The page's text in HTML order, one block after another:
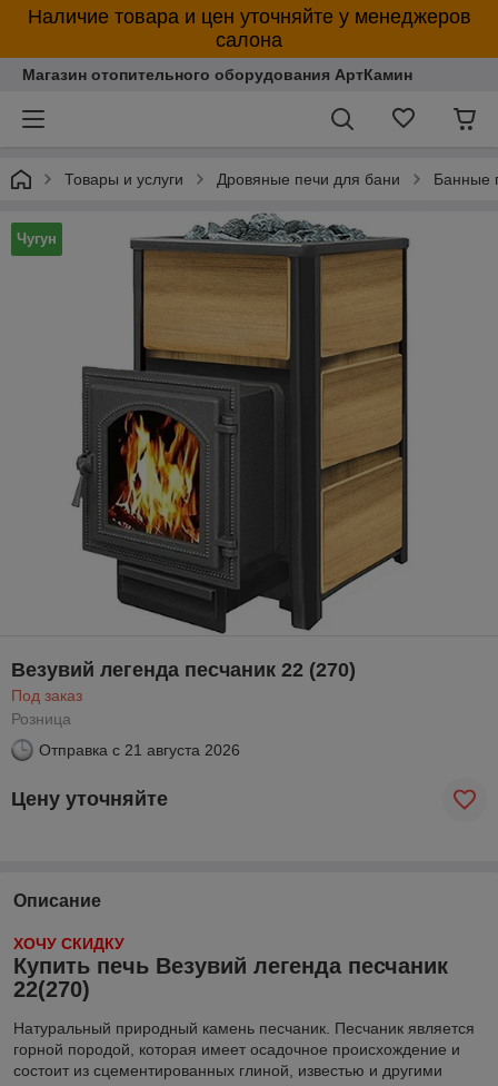
Наличие товара и цен уточняйте у менеджеров
салона
Магазин отопительного оборудования АртКамин
Товары и услуги Дровяные печи для бани Банные
Чугун
Везувий легенда песчаник 22 (270)
Под заказ
Розница
Отправка с 21 августа 2026
Цену уточняйте
Описание
ХОЧУ СКИДКУ
Купить печь Везувий легенда песчаник
22(270)
Натуральный природный камень песчаник. Песчаник является
горной породой, которая имеет осадочное происхождение и
состоит из сцементированных глиной, известью и другими